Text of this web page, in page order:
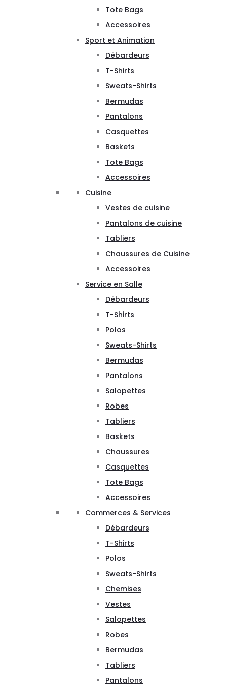
Tote Bags
Accessoires
Sport et Animation
Débardeurs
T-Shirts
Sweats-Shirts
Bermudas
Pantalons
Casquettes
Baskets
Tote Bags
Accessoires
Cuisine
Vestes de cuisine
Pantalons de cuisine
Tabliers
Chaussures de Cuisine
Accessoires
Service en Salle
Débardeurs
T-Shirts
Polos
Sweats-Shirts
Bermudas
Pantalons
Salopettes
Robes
Tabliers
Baskets
Chaussures
Casquettes
Tote Bags
Accessoires
Commerces & Services
Débardeurs
T-Shirts
Polos
Sweats-Shirts
Chemises
Vestes
Salopettes
Robes
Bermudas
Tabliers
Pantalons